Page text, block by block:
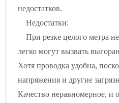
недостатков.
Недостатки:
При резке целого метра
легко могут вызвать
Хотя проводка удобна,
напряжения и другие
Качество неравномерное, и